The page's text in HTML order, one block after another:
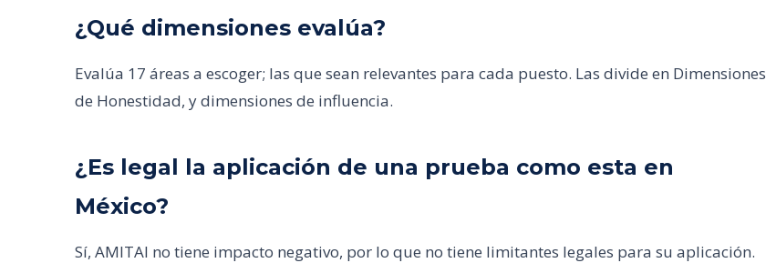
¿Qué dimensiones evalúa?
Evalúa 17 áreas a escoger; las que sean relevantes para cada puesto. Las divide en Dimensiones
de Honestidad, y dimensiones de influencia.
¿Es legal la aplicación de una prueba como esta en
México?
Sí, AMITAI no tiene impacto negativo, por lo que no tiene limitantes legales para su aplicación.